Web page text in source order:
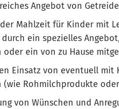
Angebot von
Mahlzeit für Kinder mit
durch ein spezielles
ein von zu Hause
Einsatz von eventuell mit
(wie Rohmilchprodukte
von Wünschen und